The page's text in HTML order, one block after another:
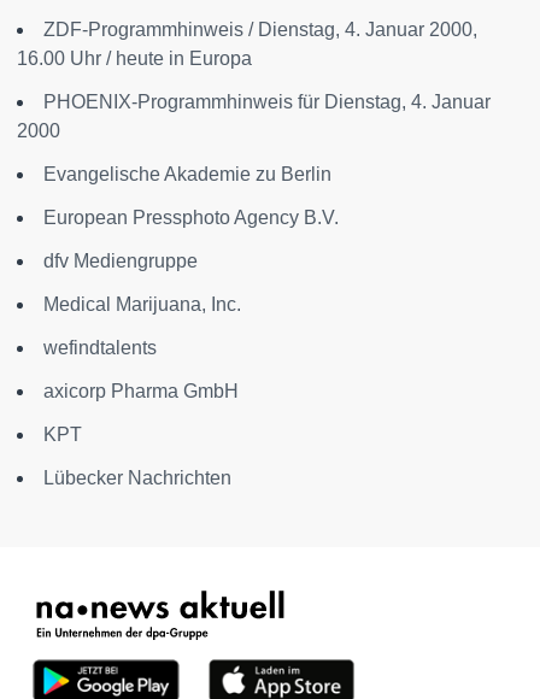
ZDF-Programmhinweis / Dienstag, 4. Januar 2000,
16.00 Uhr / heute in Europa
PHOENIX-Programmhinweis für Dienstag, 4. Januar
2000
Evangelische Akademie zu Berlin
European Pressphoto Agency B.V.
dfv Mediengruppe
Medical Marijuana, Inc.
wefindtalents
axicorp Pharma GmbH
KPT
Lübecker Nachrichten